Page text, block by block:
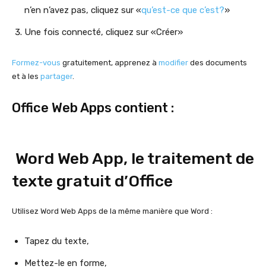
n’en n’avez pas, cliquez sur «qu’est-ce que c’est?»
Une fois connecté, cliquez sur «Créer»
Formez-vous gratuitement, apprenez à modifier des documents
et à les partager.
Office Web Apps contient :
Word Web App, le traitement de
texte gratuit d’Office
Utilisez Word Web Apps de la même manière que Word :
Tapez du texte,
Mettez-le en forme,